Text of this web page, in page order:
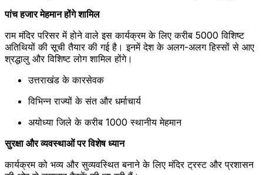
पांच हजार मेहमान होंगे शामिल
राम मंदिर परिसर में होने वाले इस कार्यक्रम के लिए करीब 5000 विशिष्ट
अतिथियों की सूची तैयार की गई है। इनमें देश के अलग-अलग हिस्सों से आए
श्रद्धालु और विशिष्ट लोग शामिल होंगे।
उत्तराखंड के कारसेवक
विभिन्न राज्यों के संत और धर्माचार्य
अयोध्या जिले के करीब 1000 स्थानीय मेहमान
सुरक्षा और व्यवस्थाओं पर विशेष ध्यान
कार्यक्रम को भव्य और सुव्यवस्थित बनाने के लिए मंदिर ट्रस्ट और प्रशासन